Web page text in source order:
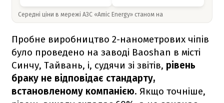
Середні ціни в мережі АЗС «Amic Energy» станом на
Пробне виробництво 2-нанометрових чіпів
було проведено на заводі Baoshan в місті
Синчу, Тайвань, і, судячи зі звітів, рівень
браку не відповідає стандарту,
встановленому компанією. Якщо точніше,